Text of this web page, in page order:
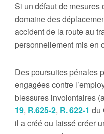
Si un défaut de mesures
domaine des
accident de la route au
personnellement mis en
Des poursuites pénales
engagées contre
blessures involontaires
19, R.625-2, R. 622-1 du
il a créé ou laissé créer